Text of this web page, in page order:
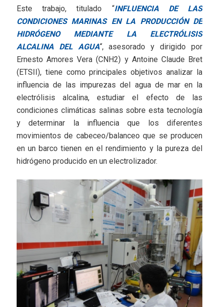
Este trabajo, titulado “INFLUENCIA DE LAS
CONDICIONES MARINAS EN LA PRODUCCIÓN DE
HIDRÓGENO MEDIANTE LA ELECTRÓLISIS
ALCALINA DEL AGUA“, asesorado y dirigido por
Ernesto Amores Vera (CNH2) y Antoine Claude Bret
(ETSII), tiene como principales objetivos analizar la
influencia de las impurezas del agua de mar en la
electrólisis alcalina, estudiar el efecto de las
condiciones climáticas salinas sobre esta tecnología
y determinar la influencia que los diferentes
movimientos de cabeceo/balanceo que se producen
en un barco tienen en el rendimiento y la pureza del
hidrógeno producido en un electrolizador.